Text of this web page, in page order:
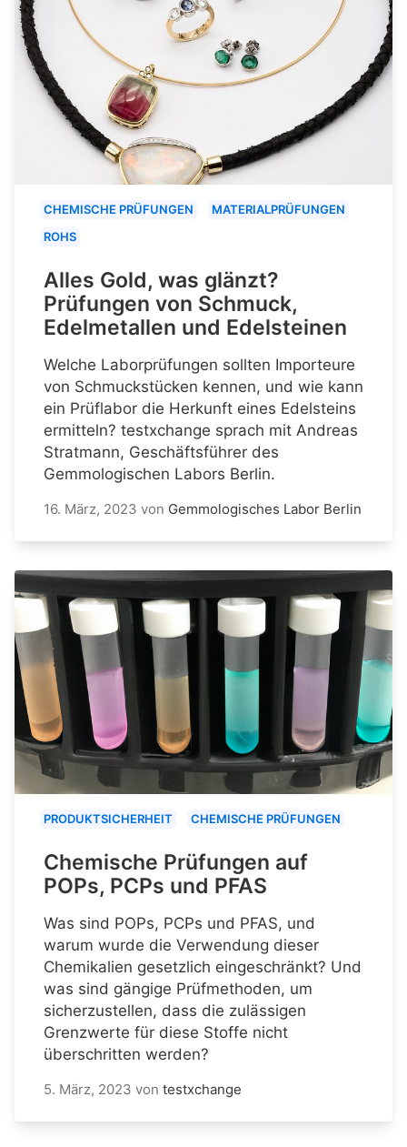
CHEMISCHE PRÜFUNGEN
MATERIALPRÜFUNGEN
ROHS
Alles Gold, was glänzt?
Prüfungen von Schmuck,
Edelmetallen und Edelsteinen
Welche Laborprüfungen sollten Importeure
von Schmuckstücken kennen, und wie kann
ein Prüflabor die Herkunft eines Edelsteins
ermitteln? testxchange sprach mit Andreas
Stratmann, Geschäftsführer des
Gemmologischen Labors Berlin.
16. März, 2023 von Gemmologisches Labor Berlin
PRODUKTSICHERHEIT CHEMISCHE PRÜFUNGEN
Chemische Prüfungen auf
POPs, PCPs und PFAS
Was sind POPs, PCPs und PFAS, und
warum wurde die Verwendung dieser
Chemikalien gesetzlich eingeschränkt? Und
was sind gängige Prüfmethoden, um
sicherzustellen, dass die zulässigen
Grenzwerte für diese Stoffe nicht
überschritten werden?
5. März, 2023 von testxchange